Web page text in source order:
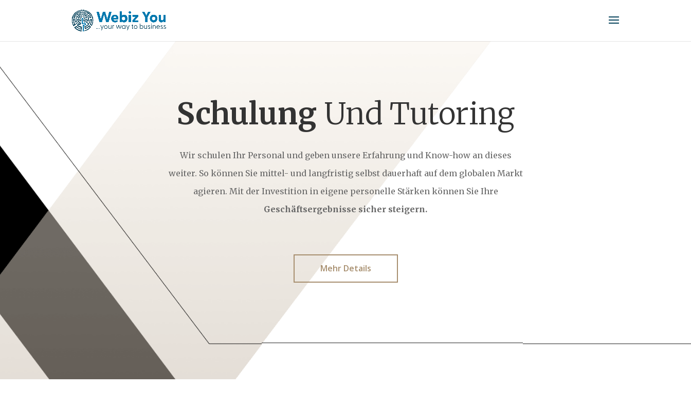
Schulung Und Tutoring
Wir schulen Ihr Personal und geben unsere Erfahrung und Know-how an dieses
weiter. So können Sie mittel- und langfristig selbst dauerhaft auf dem globalen Markt
agieren. Mit der Investition in eigene personelle Stärken können Sie Ihre
Geschäftsergebnisse sicher steigern.
Mehr Details